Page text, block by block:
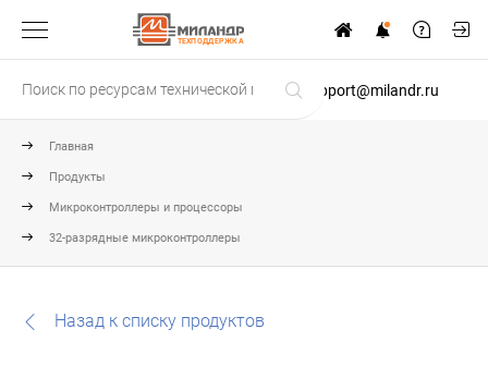
ТЕХПОДДЕРЖКА
support@milandr.ru
Главная
Продукты
Микроконтроллеры и процессоры
32-разрядные микроконтроллеры
Назад к списку продуктов